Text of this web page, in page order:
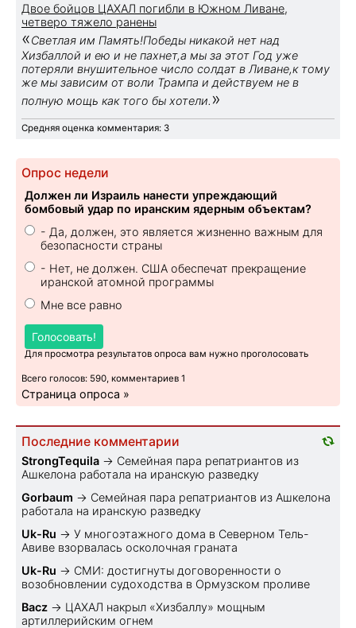
Двое бойцов ЦАХАЛ погибли в Южном Ливане,
четверо тяжело ранены
«Светлая им Память!Победы никакой нет над
Хизбаллой и ею и не пахнет,а мы за этот Год уже
потеряли внушительное число солдат в Ливане,к тому
же мы зависим от воли Трампа и действуем не в
полную мощь как того бы хотели. »
Средняя оценка комментария: 3
Опрос недели
Должен ли Израиль нанести упреждающий
бомбовый удар по иранским ядерным объектам?
- Да, должен, это является жизненно важным для
безопасности страны
- Нет, не должен. США обеспечат прекращение
иранской атомной программы
Мне все равно
Голосовать!
Для просмотра результатов опроса вам нужно проголосовать
Всего голосов: 590, комментариев 1
Страница опроса »
Последние комментарии
StrongTequila → Семейная пара репатриантов из
Ашкелона работала на иранскую разведку
Gorbaum → Семейная пара репатриантов из Ашкелона
работала на иранскую разведку
Uk-Ru → У многоэтажного дома в Северном Тель-
Авиве взорвалась осколочная граната
Uk-Ru → СМИ: достигнуты договоренности о
возобновлении судоходства в Ормузском проливе
Bacz → ЦАХАЛ накрыл «Хизбаллу» мощным
артиллерийским огнем